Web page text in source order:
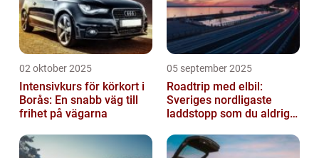
02 oktober 2025
Intensivkurs för körkort i
Borås: En snabb väg till
frihet på vägarna
05 september 2025
Roadtrip med elbil:
Sveriges nordligaste
laddstopp som du aldrig